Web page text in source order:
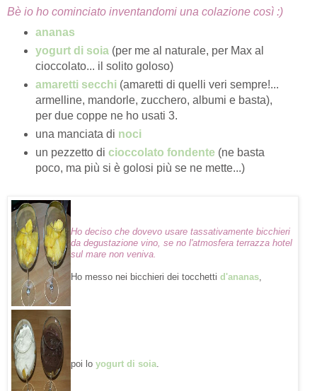
Bè io ho cominciato inventandomi una colazione così :)
ananas
yogurt di soia(per me al naturale, per Max al
cioccolato... il solito goloso)
amaretti secchi(amaretti di quelli veri sempre!...
armelline, mandorle, zucchero, albumi e basta),
per due coppe ne ho usati 3.
una manciata di noci
un pezzetto di cioccolato fondente(ne basta
poco, ma più si è golosi più se ne mette...)
Ho deciso che dovevo usare tassativamente bicchieri
da degustazione vino, se no l'atmosfera terrazza hotel
sul mare non veniva.
Ho messo nei bicchieri dei tocchetti d'ananas
poi lo yogurt di soia